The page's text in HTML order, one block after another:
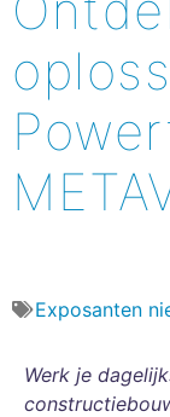
Exposanten
Werk je